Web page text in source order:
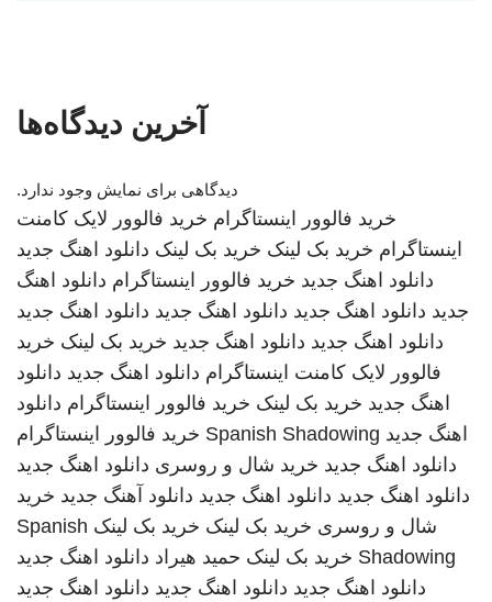
آخرین دیدگاه‌ها
دیدگاهی برای نمایش وجود ندارد.
خرید فالوور اینستاگرام خرید فالوور لایک کامنت
اینستاگرام خرید بک لینک خرید بک لینک دانلود اهنگ جدید
دانلود اهنگ جدید خرید فالوور اینستاگرام دانلود اهنگ
جدید دانلود اهنگ جدید دانلود اهنگ جدید دانلود اهنگ جدید
دانلود اهنگ جدید دانلود اهنگ جدید خرید بک لینک خرید
فالوور لایک کامنت اینستاگرام دانلود اهنگ جدید دانلود
اهنگ جدید خرید بک لینک خرید فالوور اینستاگرام دانلود
اهنگ جدید Spanish Shadowing خرید فالوور اینستاگرام
دانلود اهنگ جدید خرید شال و روسری دانلود اهنگ جدید
دانلود اهنگ جدید دانلود اهنگ جدید دانلود آهنگ جدید خرید
شال و روسری خرید بک لینک خرید بک لینک Spanish
Shadowing خرید بک لینک حمید هیراد دانلود اهنگ جدید
دانلود اهنگ جدید دانلود اهنگ جدید دانلود اهنگ جدید